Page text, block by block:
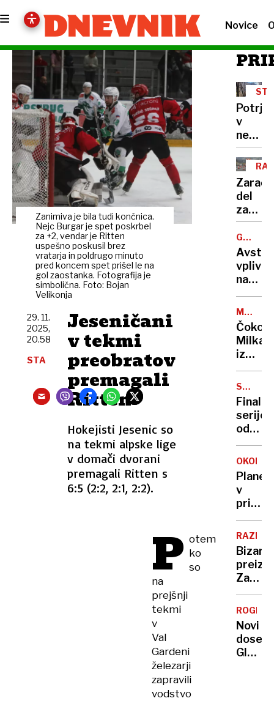
Novice
Zanimiva je bila tudi končnica.
Nejc Burgar je spet poskrbel
za +2, vendar je Ritten
uspešno poskusil brez
vratarja in poldrugo minuto
pred koncem spet prišel le na
gol zaostanka. Fotografija je
simbolična. Foto: Bojan
Velikonja
Jeseničani
v tekmi
preobratov
premagali
Ritten
Hokejisti Jesenic so
na tekmi alpske lige
v domači dvorani
premagali Ritten s
6:5 (2:2, 2:1, 2:2).
29. 11.
2025,
20.58
STA
P otem
ko
so
na
prejšnji
tekmi
v
Val
Gardeni
železarji
zapravili
vodstvo
v
letala
umrl
61-
letni
Zaradi
del
zaprtih
več
cest,
kje
lahko
ZLOČIN
našli
v
gozdu
MANJŠA
Milka
na
trgovci
SKOKI
Finalno
serijo
prvi,
Domen
Prevc
tretji
OKOLJE
Planet
v
goriv
Bizarni
Zaradi
v
ljudje
prej
Novi